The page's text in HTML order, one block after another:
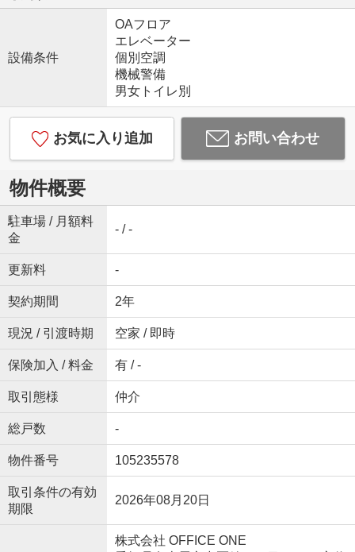
設備条件
OAフロア
エレベーター
個別空調
機械警備
男女トイレ別
お気に入り追加 お問い合わせ
物件概要
駐車場 / 月額料
金
- / -
更新料 -
契約期間 2年
現況 / 引渡時期 空家 / 即時
保険加入 / 料金 有 / -
取引態様 仲介
総戸数 -
物件番号 105235578
取引条件の有効
期限
2026年08月20日
株式会社 OFFICE ONE